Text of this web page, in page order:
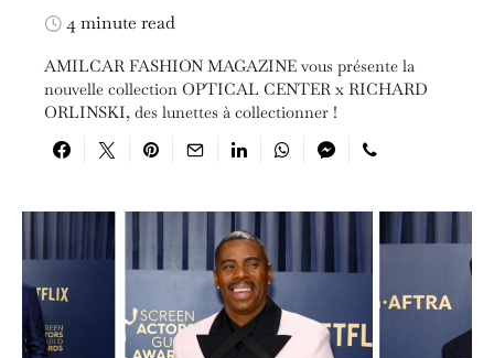
4 minute read
AMILCAR FASHION MAGAZINE vous présente la
nouvelle collection OPTICAL CENTER x RICHARD
ORLINSKI, des lunettes à collectionner !